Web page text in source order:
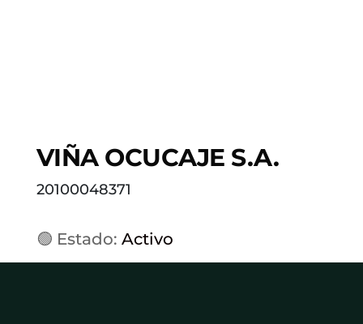
VIÑA OCUCAJE S.A.
20100048371
🟢 Estado: Activo